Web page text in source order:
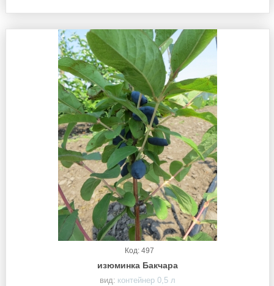
Код: 497
изюминка Бакчара
вид: контейнер 0,5 л